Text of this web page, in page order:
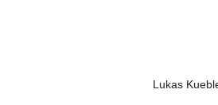
Lukas